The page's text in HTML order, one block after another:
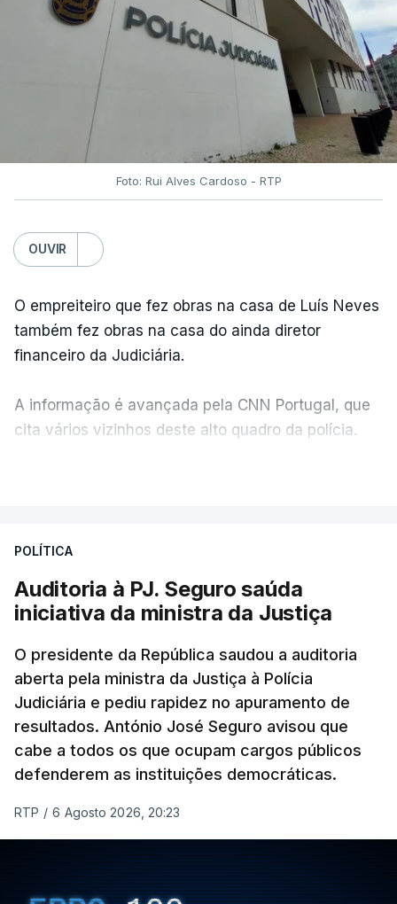
Foto: Rui Alves Cardoso - RTP
OUVIR
O empreiteiro que fez obras na casa de Luís Neves
também fez obras na casa do ainda diretor
financeiro da Judiciária.
A informação é avançada pela CNN Portugal, que
cita vários vizinhos deste alto quadro da polícia.
apreendido numa operação de droga.
POLÍTICA
Auditoria à PJ. Seguro saúda
iniciativa da ministra da Justiça
O presidente da República saudou a auditoria
aberta pela ministra da Justiça à Polícia
Judiciária e pediu rapidez no apuramento de
resultados. António José Seguro avisou que
cabe a todos os que ocupam cargos públicos
defenderem as instituições democráticas.
RTP / 6 Agosto 2026, 20:23